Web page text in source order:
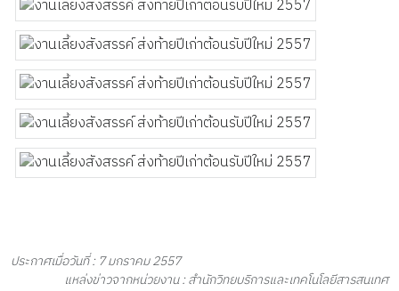
ประกาศเมื่อวันที่ : 7 มกราคม 2557
แหล่งข่าวจากหน่วยงาน : สำนักวิทยบริการและเทคโนโลยีสารสนเทศ